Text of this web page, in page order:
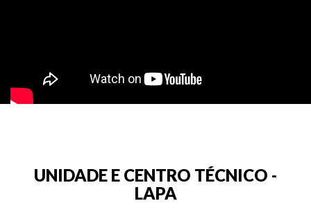
UNIDADE E CENTRO TÉCNICO -
LAPA